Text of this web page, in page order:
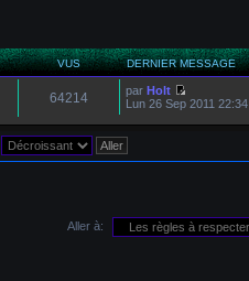
VUS DERNIER MESSAGE
64214 parHolt
Lun 26 Sep 2011 22:34
Aller à: